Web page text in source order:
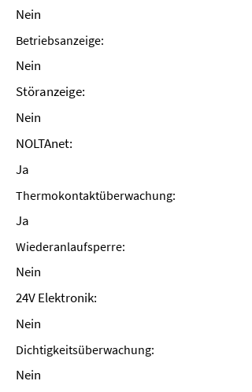
Nein
Betriebsanzeige:
Nein
Störanzeige:
Nein
NOLTAnet:
Ja
Thermokontaktüberwachung:
Ja
Wiederanlaufsperre:
Nein
24V Elektronik:
Nein
Dichtigkeitsüberwachung:
Nein